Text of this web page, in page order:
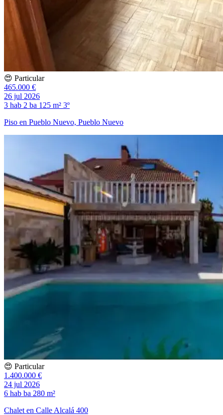
😍 Particular
465.000 €
26 jul 2026
3 hab 2 ba 125 m² 3º
Piso en Pueblo Nuevo, Pueblo Nuevo
😍 Particular
1.400.000 €
24 jul 2026
6 hab ba 280 m²
Chalet en Calle Alcalá 400